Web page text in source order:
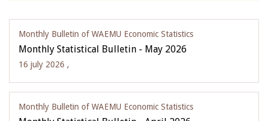
Monthly Bulletin of WAEMU Economic Statistics
Monthly Statistical Bulletin - May 2026
16 july 2026 ,
Monthly Bulletin of WAEMU Economic Statistics